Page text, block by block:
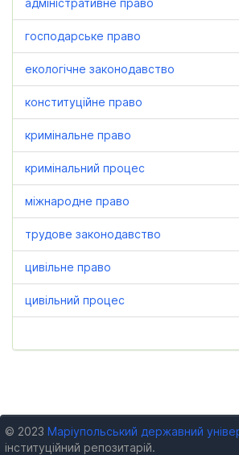
адміністративне право
господарське право
екологічне законодавство
конституційне право
кримінальне право
кримінальний процес
міжнародне право
трудове законодавство
цивільне право
цивільний процес
© 2023 Маріупольський державний
інституційний репозитарій.